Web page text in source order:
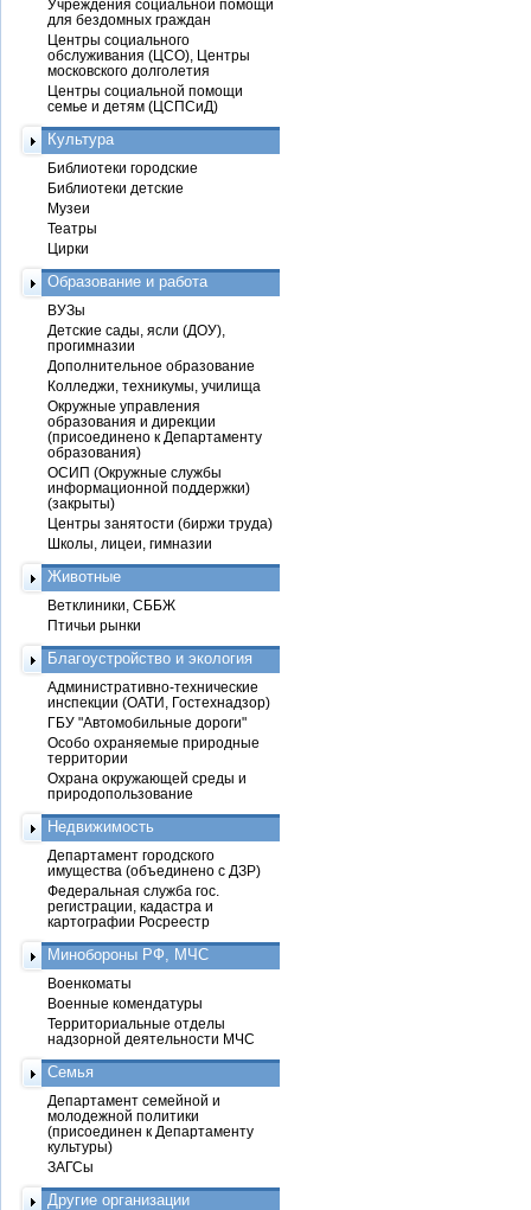
Учреждения социальной помощи
для бездомных граждан
Центры социального
обслуживания (ЦСО), Центры
московского долголетия
Центры социальной помощи
семье и детям (ЦСПСиД)
Культура
Библиотеки городские
Библиотеки детские
Музеи
Театры
Цирки
Образование и работа
ВУЗы
Детские сады, ясли (ДОУ),
прогимназии
Дополнительное образование
Колледжи, техникумы, училища
Окружные управления
образования и дирекции
(присоединено к Департаменту
образования)
ОСИП (Окружные службы
информационной поддержки)
(закрыты)
Центры занятости (биржи труда)
Школы, лицеи, гимназии
Животные
Ветклиники, СББЖ
Птичьи рынки
Благоустройство и экология
Административно-технические
инспекции (ОАТИ, Гостехнадзор)
ГБУ "Автомобильные дороги"
Особо охраняемые природные
территории
Охрана окружающей среды и
природопользование
Недвижимость
Департамент городского
имущества (объединено с ДЗР)
Федеральная служба гос.
регистрации, кадастра и
картографии Росреестр
Минобороны РФ, МЧС
Военкоматы
Военные комендатуры
Территориальные отделы
надзорной деятельности МЧС
Семья
Департамент семейной и
молодежной политики
(присоединен к Департаменту
культуры)
ЗАГСы
Другие организации